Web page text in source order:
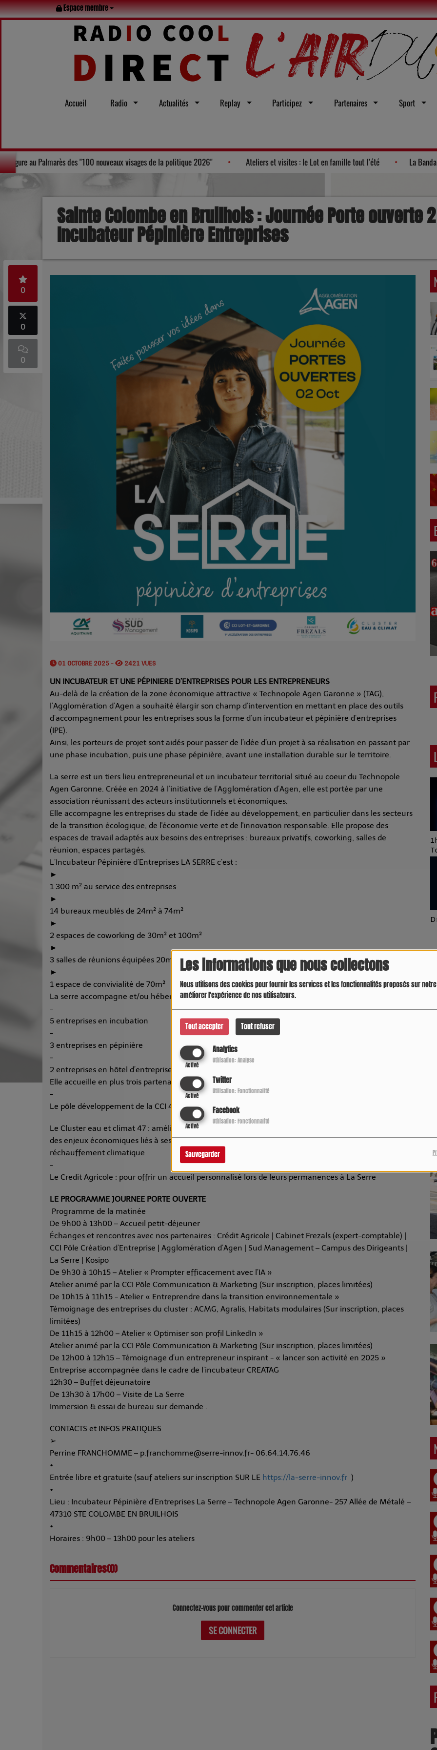
Les informations que nous collectons
Nous utilisons des cookies pour fournir les services et les fonctionnalités proposés sur
améliorer l'expérience de nos utilisateurs.
Tout accepter Tout refuser
Analytics
Activé
Utilisation: Analyse
Twitter
Activé
Utilisation: Fonctionnalité
Facebook
Activé
Utilisation: Fonctionnalité
Sauvegarder
Espace membre
Accueil Radio Actualités Replay Participez Partenaires Sport
maire d'Agen, Laurent Bruneau, figure au Palmarès des "100 nouveaux visages de la politique 2026" Ateliers et visites : le Lot en
Sainte Colombe en Bruilhois : Journée Porte ouverte 2
Incubateur Pépinière Entreprises
0
0
0
01 OCTOBRE 2025 - 2421 VUES
UN INCUBATEUR ET UNE PÉPINIERE D’ENTREPRISES POUR LES ENTREPRENEURS
Au-delà de la création de la zone économique attractive « Technopole Agen Garonne » (TAG),
l’Agglomération d’Agen a souhaité élargir son champ d’intervention en mettant en place des outils
d’accompagnement pour les entreprises sous la forme d’un incubateur et pépinière d’entreprises
(IPE).
Ainsi, les porteurs de projet sont aidés pour passer de l’idée d’un projet à sa réalisation en passant par
une phase incubation, puis une phase pépinière, avant une installation durable sur le territoire.
La serre est un tiers lieu entrepreneurial et un incubateur territorial situé au coeur du Technopole
Agen Garonne. Créée en 2024 à l’initiative de l’Agglomération d’Agen, elle est portée par une
association réunissant des acteurs institutionnels et économiques.
Elle accompagne les entreprises du stade de l’idée au développement, en particulier dans les secteurs
de la transition écologique, de l'économie verte et de l'innovation responsable. Elle propose des
espaces de travail adaptés aux besoins des entreprises : bureaux privatifs, coworking, salles de
réunion, espaces partagés.
L’Incubateur Pépinière d’Entreprises LA SERRE c’est :
►
1 300 m² au service des entreprises
►
14 bureaux meublés de 24m² à 74m²
►
2 espaces de coworking de 30m² et 100m²
►
3 salles de réunions équipées 20m² / 30m² / 60m² modulables jusqu’à 100 m²
►
1 espace de convivialité de 70m²
La serre accompagne et/ou héberge une dizaine d’entreprises en format incubation et pépinière
-
5 entreprises en incubation
-
3 entreprises en pépinière
-
2 entreprises en hôtel d’entreprises
Elle accueille en plus trois partenaires de l’écosystème entrepreneurial :
-
Le pôle développement de la CCI 47 : création reprise d’entreprise
Le Cluster eau et climat 47 : amélioration quantitative et qualitative de la ressource en eau, en regard
des enjeux économiques liés à ses divers usages et de l’adaptation nécessaire aux contraintes du
réchauffement climatique
-
Le Credit Agricole : pour offrir un accueil personnalisé lors de leurs permanences à La Serre
LE PROGRAMME JOURNEE PORTE OUVERTE
Programme de la matinée
De 9h00 à 13h00 – Accueil petit-déjeuner
Échanges et rencontres avec nos partenaires : Crédit Agricole | Cabinet Frezals (expert-comptable) |
CCI Pôle Création d’Entreprise | Agglomération d’Agen | Sud Management – Campus des Dirigeants |
La Serre | Kosipo
De 9h30 à 10h15 – Atelier « Prompter efficacement avec l’IA »
Atelier animé par la CCI Pôle Communication & Marketing (Sur inscription, places limitées)
De 10h15 à 11h15 - Atelier « Entreprendre dans la transition environnementale »
Témoignage des entreprises du cluster : ACMG, Agralis, Habitats modulaires (Sur inscription, places
limitées)
De 11h15 à 12h00 – Atelier « Optimiser son profil LinkedIn »
Atelier animé par la CCI Pôle Communication & Marketing (Sur inscription, places limitées)
De 12h00 à 12h15 – Témoignage d’un entrepreneur inspirant - « lancer son activité en 2025 »
Entreprise accompagnée dans le cadre de l’incubateur CREATAG
12h30 – Buffet déjeunatoire
De 13h30 à 17h00 – Visite de La Serre
Immersion & essai de bureau sur demande .
CONTACTS et INFOS PRATIQUES
➢
Perrine FRANCHOMME – p.franchomme@serre-innov.fr- 06.64.14.76.46
•
Entrée libre et gratuite (sauf ateliers sur inscription SUR LE https://la-serre-innov.fr )
•
Lieu : Incubateur Pépinière d’Entreprises La Serre – Technopole Agen Garonne- 257 Allée de Métalé –
47310 STE COLOMBE EN BRUILHOIS
•
Horaires : 9h00 – 13h00 pour les ateliers
Commentaires(0)
Connectez-vous pour commenter cet article
SE CONNECTER
Art of Mixing Series